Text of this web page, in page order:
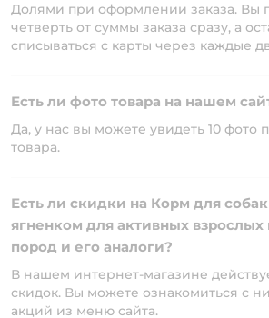
Долями при оформлении заказа. Вы
четверть от суммы заказа сразу, а
списываться с карты через каждые
Есть ли фото товара на нашем
Да, у нас вы можете увидеть 10 фото
товара.
Есть ли скидки на Корм для
ягненком для активных
пород и его аналоги?
В нашем интернет-магазине
скидок. Вы можете ознакомиться с
акций из меню сайта.